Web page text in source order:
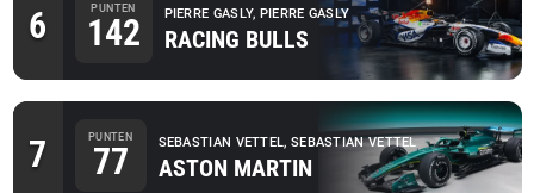
6 PUNTEN
142 PIERRE GASLY, PIERRE GASLY
RACING BULLS
7 PUNTEN
77 SEBASTIAN VETTEL, SEBASTIAN VETTEL
ASTON MARTIN